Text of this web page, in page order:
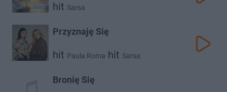
hit Sarsa
Przyznaję Się
hit Paula Roma hit Sarsa
Bronię Się